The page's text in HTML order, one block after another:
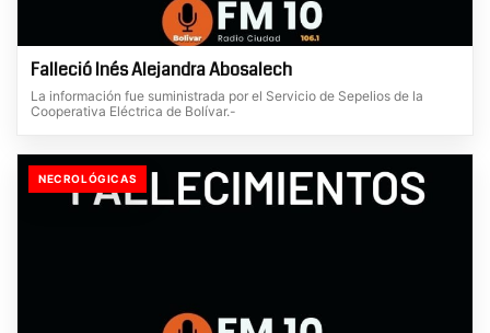
Falleció Inés Alejandra Abosalech
La información fue suministrada por el Servicio de Sepelios de la
Cooperativa Eléctrica de Bolívar.-
NECROLÓGICAS